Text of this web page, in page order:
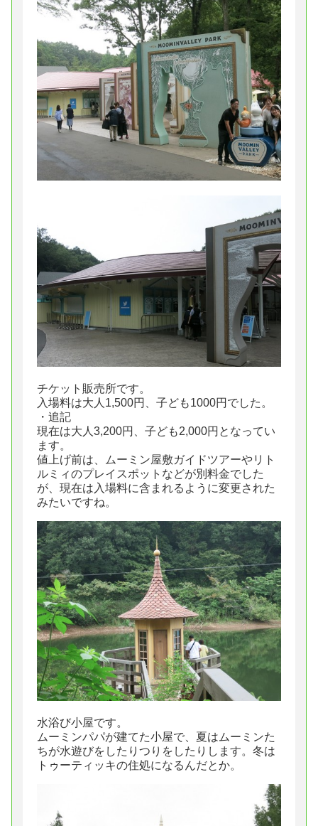
チケット販売所です。
入場料は大人1,500円、子ども1000円でした。
・追記
現在は大人3,200円、子ども2,000円となってい
ます。
値上げ前は、ムーミン屋敷ガイドツアーやリト
ルミィのプレイスポットなどが別料金でした
が、現在は入場料に含まれるように変更された
みたいですね。
水浴び小屋です。
ムーミンパパが建てた小屋で、夏はムーミンた
ちが水遊びをしたりつりをしたりします。冬は
トゥーティッキの住処になるんだとか。